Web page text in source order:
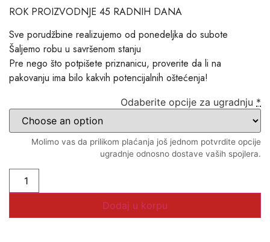
ROK PROIZVODNJE 45 RADNIH DANA
Sve porudžbine realizujemo od ponedeljka do subote
Šaljemo robu u savršenom stanju
Pre nego što potpišete priznanicu, proverite da li na
pakovanju ima bilo kakvih potencijalnih oštećenja!
Odaberite opcije za ugradnju *
Molimo vas da prilikom plaćanja još jednom potvrdite opcije
ugradnje odnosno dostave vaših spojlera.
Dodaj u korpu